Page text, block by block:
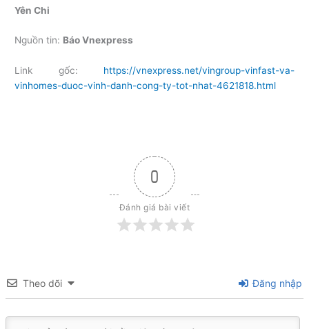
Yên Chi
Nguồn tin: Báo Vnexpress
Link gốc: https://vnexpress.net/vingroup-vinfast-va-
vinhomes-duoc-vinh-danh-cong-ty-tot-nhat-4621818.html
0
Đánh giá bài viết
Theo dõi Đăng nhập